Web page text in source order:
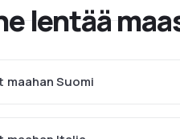
lentää
maahan Suomi